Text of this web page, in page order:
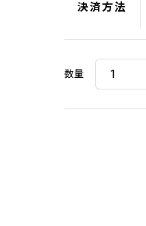
決済方法
数量